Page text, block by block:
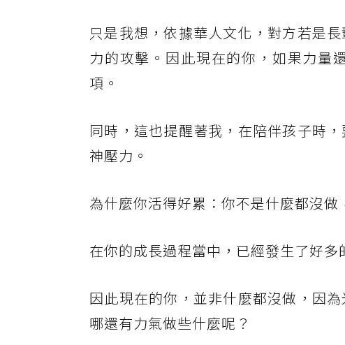
只是我想，依據華人文化，對方若是
力的攻擊。因此現在的你，如果力量
項。
同時，這也提醒著我，在陪伴孩子時
神壓力。
為什麼你活得好累：你不是什麼都沒做
在你的成長過程當中，已經發生了好多
因此現在的你，並非什麼都沒做，因
哪還有力氣做些什麼呢？